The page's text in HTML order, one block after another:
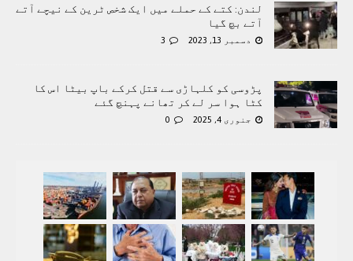
لندن: کتے کے حملے میں ایک شخص ٹرین کے نیچے آتے
آتے بچ گیا
دسمبر 13, 2023 3
پڑوسی کو کلہاڑی سے قتل کرکے باپ بیٹا اس کا
کٹا ہوا سر لے کر تھانے پہنچ گئے
جنوری 4, 2025 0